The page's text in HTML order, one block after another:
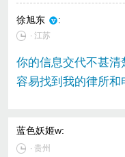
徐旭东 :
∙ 江苏
你的信息交代不甚
容易找到我的律所和
蓝色妖姬w:
∙贵州